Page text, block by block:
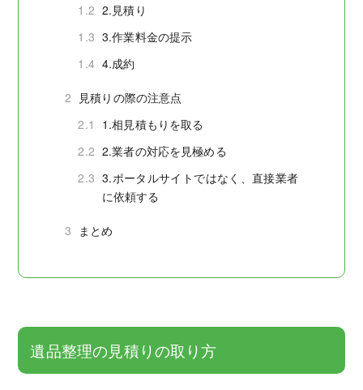
1.2 2.見積り
1.3 3.作業料金の提示
1.4 4.成約
2
見積りの際の注意点
2.1
1.相見積もりを取る
2.2 2.業者の対応を見極める
2.3 3.ポータルサイトではなく、直接業者
に依頼する
3 まとめ
遺品整理の見積りの取り方